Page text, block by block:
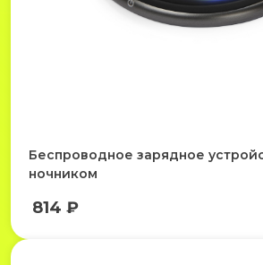
Беспроводное зарядное
ночником
814 ₽